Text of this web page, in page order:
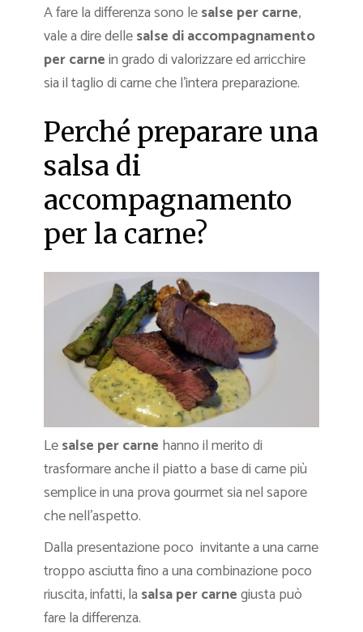
A fare la differenza sono lesalse per carne,
vale a dire dellesalse di accompagnamento
per carnein grado di valorizzare ed arricchire
sia il taglio di carne che l’intera preparazione.
Perché preparare una
salsa di
accompagnamento
per la carne?
Lesalse per carne hanno il merito di
trasformare anche il piatto a base di carne più
semplice in una prova gourmet sia nel sapore
che nell’aspetto.
Dalla presentazione poco invitante a una carne
troppo asciutta fino a una combinazione poco
riuscita, infatti, la salsa per carnegiusta può
fare la differenza.